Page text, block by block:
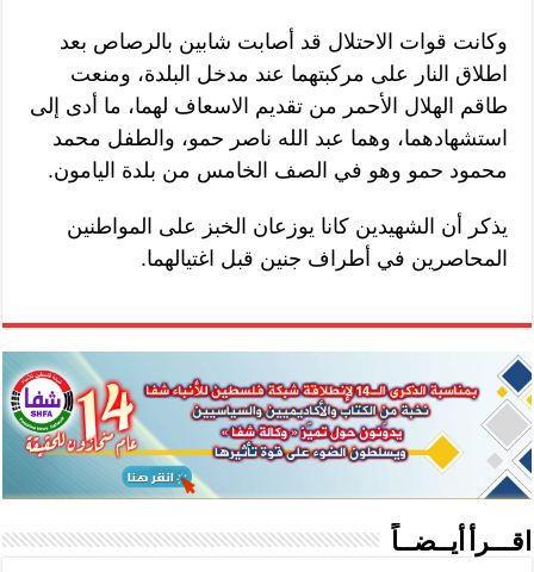
وكانت قوات الاحتلال قد أصابت شابين بالرصاص بعد
اطلاق النار على مركبتهما عند مدخل البلدة، ومنعت
طاقم الهلال الأحمر من تقديم الاسعاف لهما، ما أدى إلى
استشهادهما، وهما عبد الله ناصر حمو، والطفل محمد
محمود حمو وهو في الصف الخامس من بلدة اليامون.
يذكر أن الشهيدين كانا يوزعان الخبز على المواطنين
المحاصرين في أطراف جنين قبل اغتيالهما.
اقـــرأ أيــضــاً